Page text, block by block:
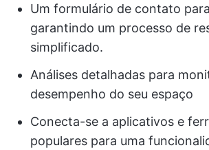
Um formulário de contato
garantindo um processo de
simplificado.
Análises detalhadas para
desempenho do seu espaço
Conecta-se a aplicativos e
populares para uma